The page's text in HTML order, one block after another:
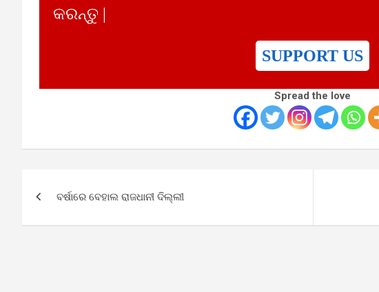
କରନ୍ତୁ |
SUPPORT US
Spread the love
ବର୍ଷାରେ ବେହାଲ ରାଜଧାନୀ ଦିଲ୍ଲୀ